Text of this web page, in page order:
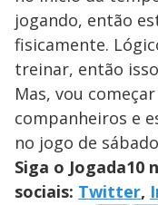
jogando, então
fisicamente.
treinar, então
Mas, vou
companheiros e
no jogo de
Siga o Jogada10
sociais: Twitter,